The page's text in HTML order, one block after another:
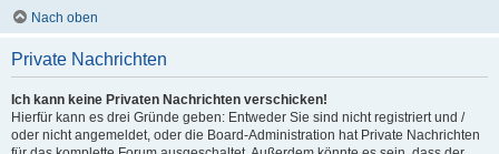
Nach oben
Private Nachrichten
Ich kann keine Privaten Nachrichten verschicken!
Hierfür kann es drei Gründe geben: Entweder Sie sind nicht registriert und /
oder nicht angemeldet, oder die Board-Administration hat Private Nachrichten